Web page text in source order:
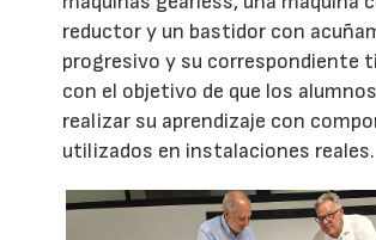
reductor y un bastidor con
progresivo y su correspondiente
con el objetivo de que los
realizar su aprendizaje con
utilizados en instalaciones reales.